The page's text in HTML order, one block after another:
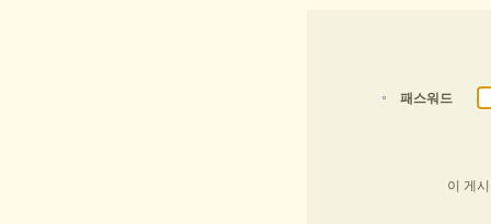
패스워드
이 게